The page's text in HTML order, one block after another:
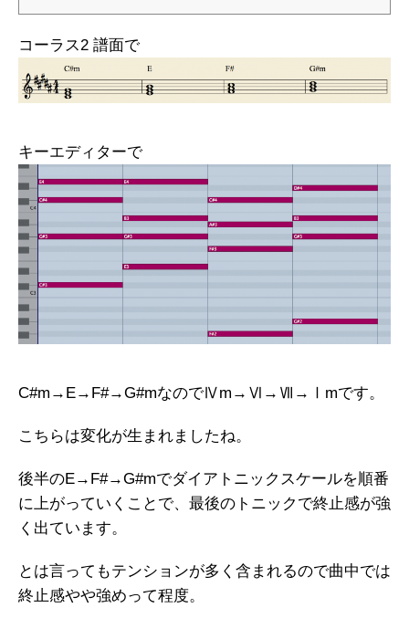
コーラス2 譜面で
キーエディターで
C#m→E→F#→G#mなのでⅣm→Ⅵ→Ⅶ→Ⅰmです。
こちらは変化が生まれましたね。
後半のE→F#→G#mでダイアトニックスケールを順番
に上がっていくことで、最後のトニックで終止感が強
く出ています。
とは言ってもテンションが多く含まれるので曲中では
終止感やや強めって程度。